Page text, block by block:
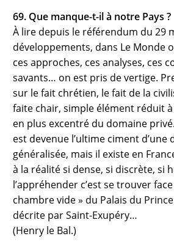
69. Que manque-t-il à notre Pays ?
À lire depuis le référendum du 29
développements, dans Le Monde
ces approches, ces analyses, ces
savants… on est pris de vertige.
sur le fait chrétien, le fait de la
faite chair, simple élément réduit
en plus excentré du domaine
est devenue l’ultime ciment d’une
généralisée, mais il existe en
à la réalité si dense, si discrète, si
l’appréhender c’est se trouver
chambre vide » du Palais du
décrite par Saint-Exupéry…
(Henry le Bal.)